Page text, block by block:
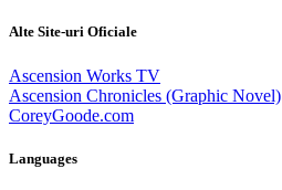
Alte Site-uri Oficiale
Ascension Works TV
Ascension Chronicles (Graphic Novel)
CoreyGoode.com
Languages